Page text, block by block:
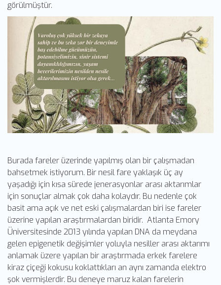
görülmüştür.
Burada fareler üzerinde yapılmış olan bir çalışmadan
bahsetmek istiyorum. Bir nesil fare yaklaşık üç ay
yaşadığı için kısa sürede jenerasyonlar arası aktarımlar
için sonuçlar almak çok daha kolaydır. Bu nedenle çok
basit ama açık ve net eski çalışmalardan biri ise fareler
üzerine yapılan araştırmalardan biridir. Atlanta Emory
Üniversitesinde 2013 yılında yapılan DNA da meydana
gelen epigenetik değişimler yoluyla nesiller arası aktarımı
anlamak üzere yapılan bir araştırmada erkek farelere
kiraz çiçeği kokusu koklattıkları an aynı zamanda elektro
şok vermişlerdir. Bu deneye maruz kalan farelerin